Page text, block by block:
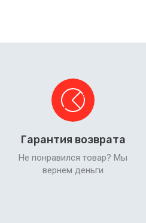
Гарантия возврата
Не понравился товар? Мы
вернем деньги